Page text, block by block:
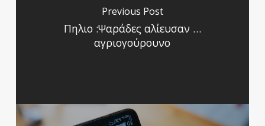
Previous Post
Πηλιο :Ψαράδες αλίευσαν …
αγριογούρουνο